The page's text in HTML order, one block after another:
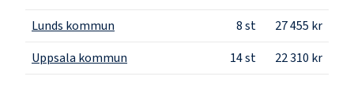
Lunds kommun
8st
27 455 kr
Uppsala kommun
14st 22 310 kr